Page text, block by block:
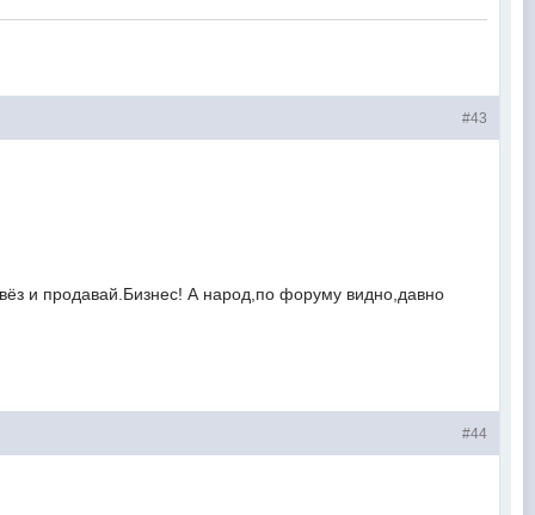
#43
и продавай.Бизнес! А народ,по форуму видно,давно
#44